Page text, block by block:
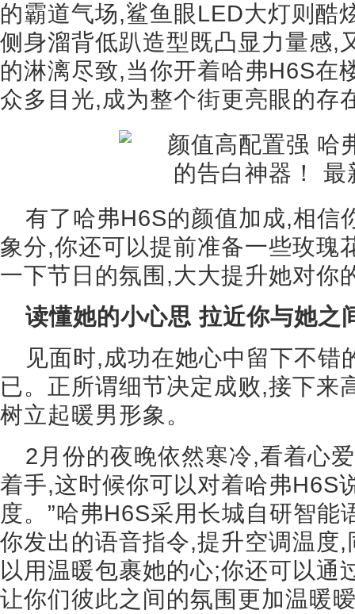
的霸道气场,鲨鱼眼LED大灯则酷
侧身溜背低趴造型既凸显力量感,
的淋漓尽致,当你开着哈弗H6S在
众多目光,成为整个街更亮眼的存
有了哈弗H6S的颜值加成,相信
象分,你还可以提前准备一些玫瑰
一下节日的氛围,大大提升她对你
读懂她的小心思 拉近你与她之
见面时,成功在她心中留下不错
已。正所谓细节决定成败,接下来
树立起暖男形象。
2月份的夜晚依然寒冷,看着心
着手,这时候你可以对着哈弗H6S
度。”哈弗H6S采用长城自研智
你发出的语音指令,提升空调温度
以用温暖包裹她的心;你还可以通
让你们彼此之间的氛围更加温暖